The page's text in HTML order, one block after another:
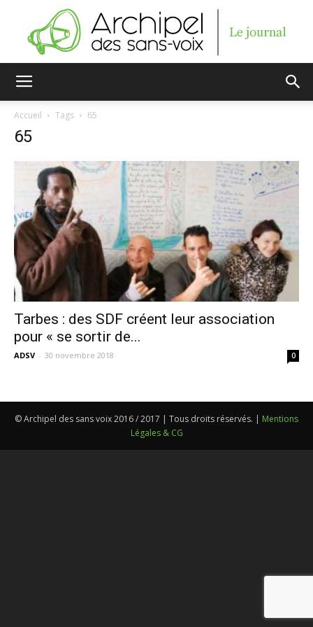
sans-
voix
Accueil Tags 65
65
Tarbes : des SDF créent leur association
pour « se sortir de...
ADSV - 30 novembre 2018 0
© Archipel des sans voix 2016 / 2017 | Tous droits réservés. | Mentions
Légales & CG